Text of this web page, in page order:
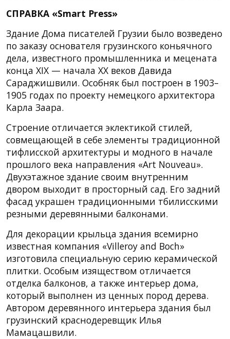
СПРАВКА «Smart Press»
Здание Дома писателей Грузии было возведено
по заказу основателя грузинского коньячного
дела, известного промышленника и мецената
конца XIX — начала XX веков Давида
Сараджишвили. Особняк был построен в 1903–
1905 годах по проекту немецкого архитектора
Карла Заара.
Строение отличается эклектикой стилей,
совмещающей в себе элементы традиционной
тифлисской архитектуры и модного в начале
прошлого века направления «Art Nouveau».
Двухэтажное здание своим внутренним
двором выходит в просторный сад. Его задний
фасад украшен традиционными тбилисскими
резными деревянными балконами.
Для декорации крыльца здания всемирно
известная компания «Villeroy and Boch»
изготовила специальную серию керамической
плитки. Особым изяществом отличается
отделка балконов, а также интерьер дома,
который выполнен из ценных пород дерева.
Автором деревянного интерьера здания был
грузинский краснодеревщик Илья
Мамацашвили.